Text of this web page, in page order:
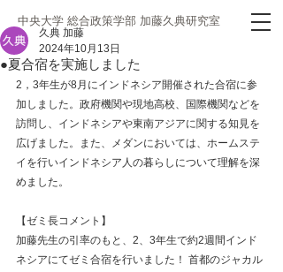
中央大学 総合政策学部 加藤久典研究室
●夏合宿を実施しました
久典 加藤
2024年10月13日
2，3年生が8月にインドネシア開催された合宿に参
加しました。政府機関や現地高校、国際機関などを
訪問し、インドネシアや東南アジアに関する知見を
広げました。また、メダンにおいては、ホームステ
イを行いインドネシア人の暮らしについて理解を深
めました。
【ゼミ長コメント】
加藤先生の引率のもと、2、3年生で約2週間インド
ネシアにてゼミ合宿を行いました！ 首都のジャカル